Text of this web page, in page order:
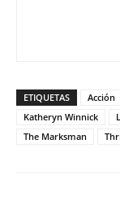
ETIQUETAS Acción
Katheryn Winnick
The Marksman